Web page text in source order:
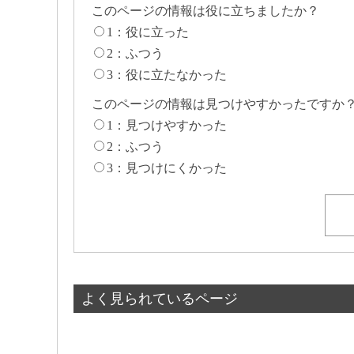
このページの情報は役に立ちましたか？
1：役に立った
2：ふつう
3：役に立たなかった
このページの情報は見つけやすかったですか
1：見つけやすかった
2：ふつう
3：見つけにくかった
よく見られているページ